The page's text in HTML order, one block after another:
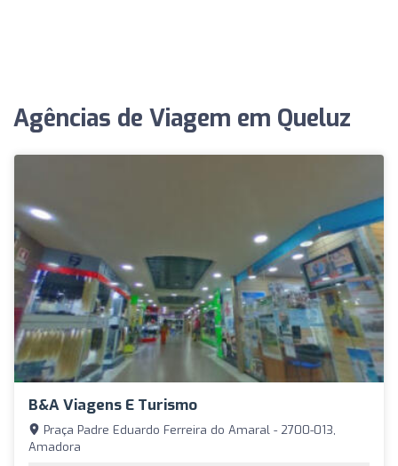
Agências de Viagem em Queluz
B&A Viagens E Turismo
Praça Padre Eduardo Ferreira do Amaral - 2700-013,
Amadora